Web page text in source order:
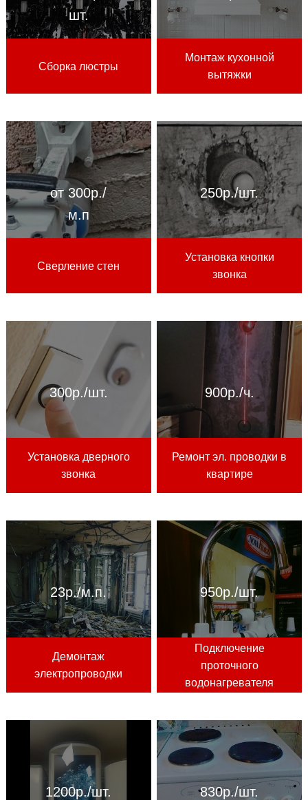
шт.
Сборка люстры
Монтаж кухонной
вытяжки
от 300р./
м.п
Сверление стен
250р./шт.
Установка кнопки
звонка
300р./шт.
Установка дверного
звонка
900р./ч.
Ремонт эл. проводки в
квартире
23р./м.п.
Демонтаж
электропроводки
950р./шт.
Подключение
проточного
водонагревателя
1200р./шт. 830р./шт.